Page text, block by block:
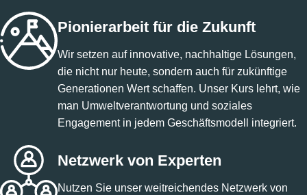
Pionierarbeit für die Zukunft
Wir setzen auf innovative, nachhaltige Lösungen,
die nicht nur heute, sondern auch für zukünftige
Generationen Wert schaffen. Unser Kurs lehrt, wie
man Umweltverantwortung und soziales
Engagement in jedem Geschäftsmodell integriert.
Netzwerk von Experten
Nutzen Sie unser weitreichendes Netzwerk von